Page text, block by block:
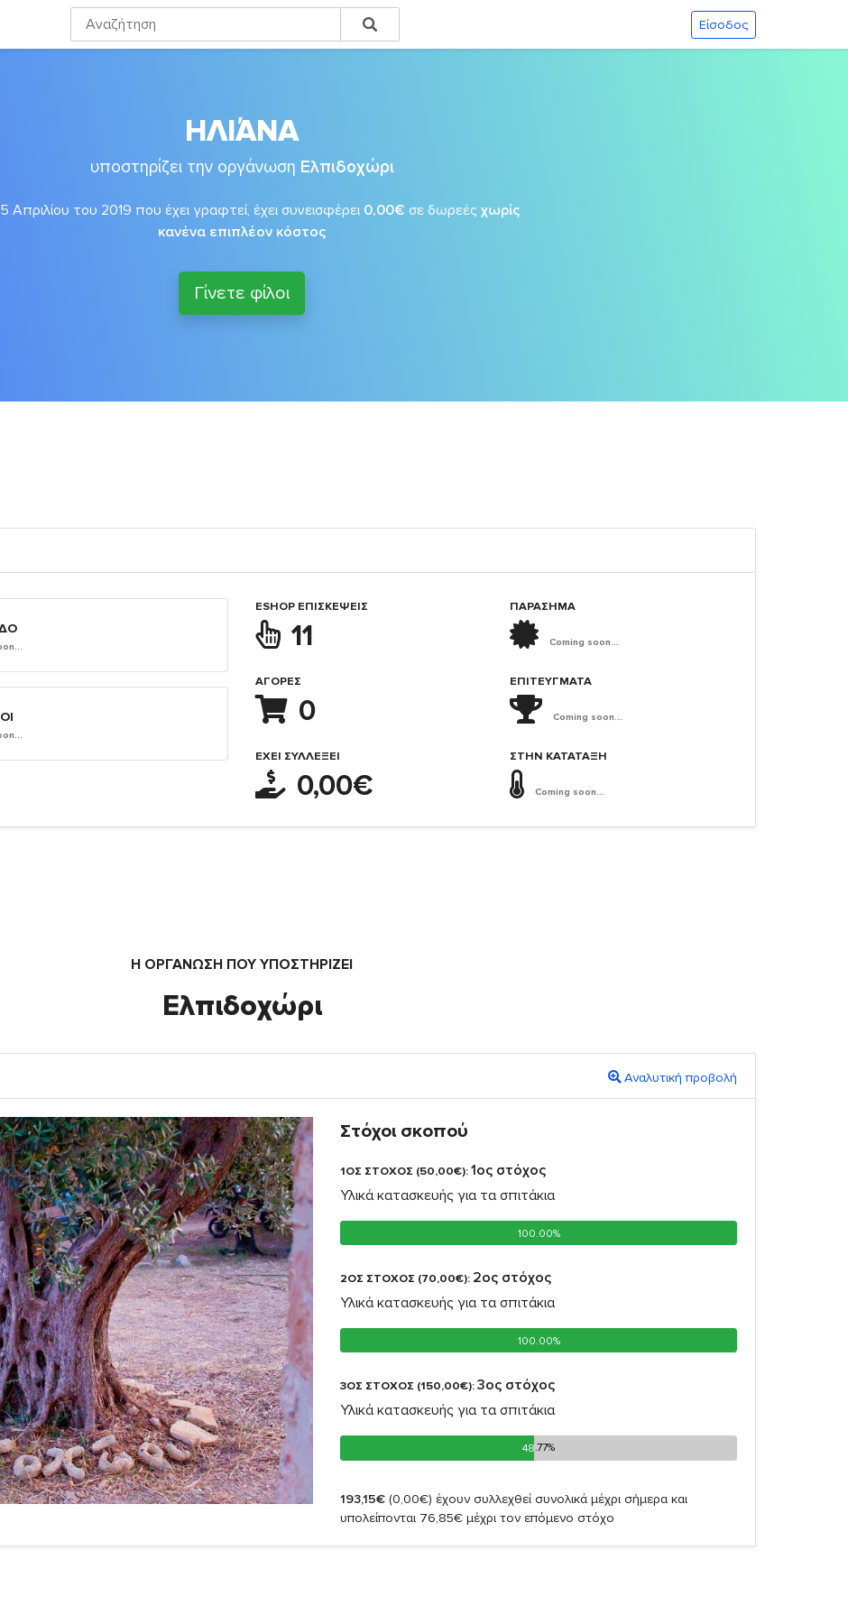
Είσοδος
ΗΛΙΆΝΑ
υποστηρίζει την οργάνωση Ελπιδοχώρι
Απριλίου του 2019 που έχει γραφτεί, έχει συνεισφέρει 0,00€ σε δωρεές χωρίς
κανένα επιπλέον κόστος
Γίνετε φίλοι
ESHOP ΕΠΙΣΚΈΨΕΙΣ
11
ΑΓΟΡΈΣ
0
ΈΧΕΙ ΣΥΛΛΈΞΕΙ
0,00€
ΠΑΡΑΣΗΜΑ
Coming soon...
ΕΠΙΤΕΎΓΜΑΤΑ
Coming soon...
ΣΤΗΝ ΚΑΤΆΤΑΞΗ
Coming soon...
Η ΟΡΓΆΝΩΣΗ ΠΟΥ ΥΠΟΣΤΗΡΙΖΕΙ
Ελπιδοχώρι
Αναλυτική προβολή
Στόχοι σκοπού
1ΟΣ ΣΤΟΧΟΣ (50,00€):1ος στόχος
Υλικά κατασκευής για τα σπιτάκια
100.00%
100.00%
2ΟΣ ΣΤΟΧΟΣ (70,00€): 2oς στόχος
Υλικά κατασκευής για τα σπιτάκια
100.00%
100.00%
3ΟΣ ΣΤΟΧΟΣ (150,00€):3oς στόχος
Υλικά κατασκευής για τα σπιτάκια
48.77%
48.77%
193,15€ (0,00€) έχουν συλλεχθεί συνολικά μέχρι σήμερα και
υπολείπονται 76,85€ μέχρι τον επόμενο στόχο